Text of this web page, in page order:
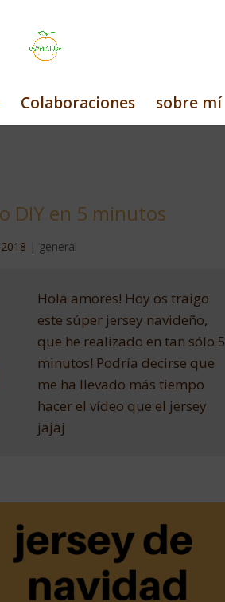
Colaboraciones sobre mí
DIY en 5 minutos
| general
Hola amores! Hoy os traigo
este súper jersey navideño,
que he realizado en tan sólo 5
minutos! Podría decirse que
me ha llevado más tiempo
hacer el vídeo que el jersey
jajaj